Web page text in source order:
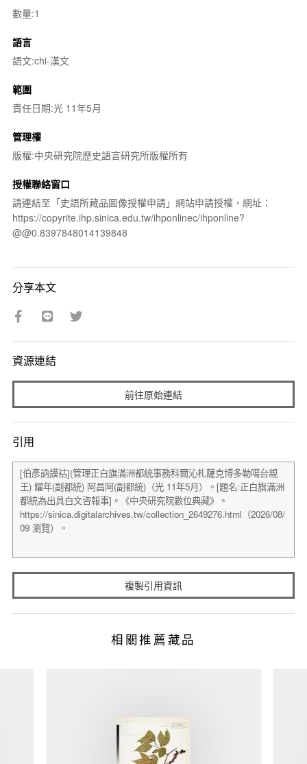
數量:1
語言
語文:chi-漢文
範圍
責任日期:光 11年5月
管理權
版權:中央研究院歷史語言研究所版權所有
授權聯絡窗口
請連結至「史語所藏品圖像授權申請」網站申請授權，網址：
https://copyrite.ihp.sinica.edu.tw/ihponlinec/ihponline?
@@0.8397848014139848
分享本文
資源連結
前往原始連結
引用
複製引用資訊
相關推薦藏品